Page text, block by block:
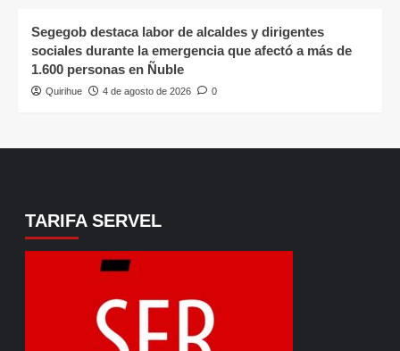
Segegob destaca labor de alcaldes y dirigentes
sociales durante la emergencia que afectó a más de
1.600 personas en Ñuble
Quirihue 4 de agosto de 2026 0
TARIFA SERVEL